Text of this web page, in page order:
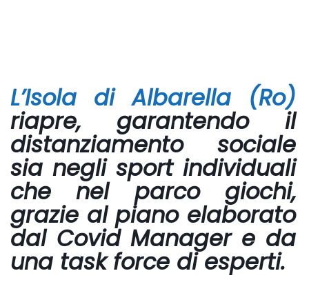
L’Isola di Albarella (Ro)
riapre, garantendo il
distanziamento sociale
sia negli sport individuali
che nel parco giochi,
grazie al piano elaborato
dal Covid Manager e da
una task force di esperti.